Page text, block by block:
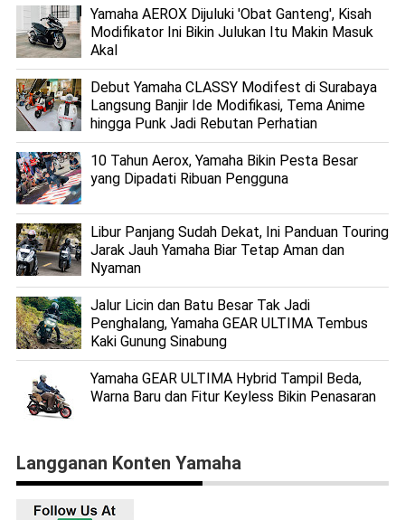
Yamaha AEROX Dijuluki 'Obat Ganteng', Kisah
Modifikator Ini Bikin Julukan Itu Makin Masuk
Akal
Debut Yamaha CLASSY Modifest di Surabaya
Langsung Banjir Ide Modifikasi, Tema Anime
hingga Punk Jadi Rebutan Perhatian
10 Tahun Aerox, Yamaha Bikin Pesta Besar
yang Dipadati Ribuan Pengguna
Libur Panjang Sudah Dekat, Ini Panduan Touring
Jarak Jauh Yamaha Biar Tetap Aman dan
Nyaman
Jalur Licin dan Batu Besar Tak Jadi
Penghalang, Yamaha GEAR ULTIMA Tembus
Kaki Gunung Sinabung
Yamaha GEAR ULTIMA Hybrid Tampil Beda,
Warna Baru dan Fitur Keyless Bikin Penasaran
Langganan Konten Yamaha